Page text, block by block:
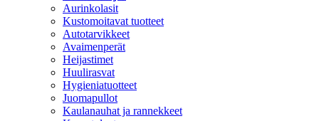
Aurinkolasit
Kustomoitavat tuotteet
Autotarvikkeet
Avaimenperät
Heijastimet
Huulirasvat
Hygieniatuotteet
Juomapullot
Kaulanauhat ja rannekkeet